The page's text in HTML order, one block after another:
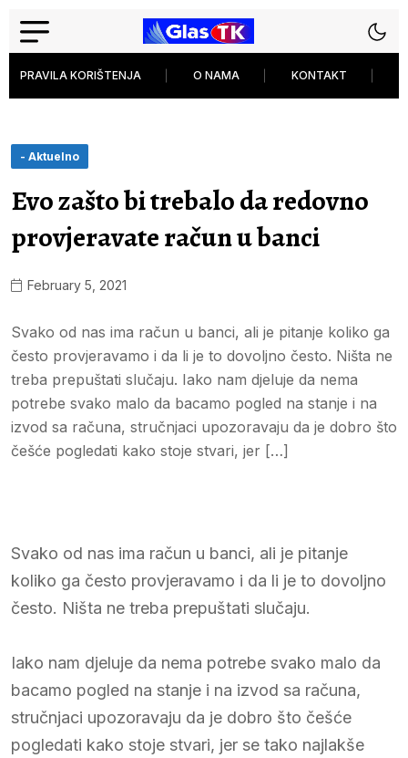
PRAVILA KORIŠTENJA O NAMA KONTAKT
- Aktuelno
Evo zašto bi trebalo da redovno
provjeravate račun u banci
February 5, 2021
Svako od nas ima račun u banci, ali je pitanje koliko ga
često provjeravamo i da li je to dovoljno često. Ništa ne
treba prepuštati slučaju. Iako nam djeluje da nema
potrebe svako malo da bacamo pogled na stanje i na
izvod sa računa, stručnjaci upozoravaju da je dobro što
češće pogledati kako stoje stvari, jer […]
Svako od nas ima račun u banci, ali je pitanje
koliko ga često provjeravamo i da li je to dovoljno
često. Ništa ne treba prepuštati slučaju.
Iako nam djeluje da nema potrebe svako malo da
bacamo pogled na stanje i na izvod sa računa,
stručnjaci upozoravaju da je dobro što češće
pogledati kako stoje stvari, jer se tako najlakše